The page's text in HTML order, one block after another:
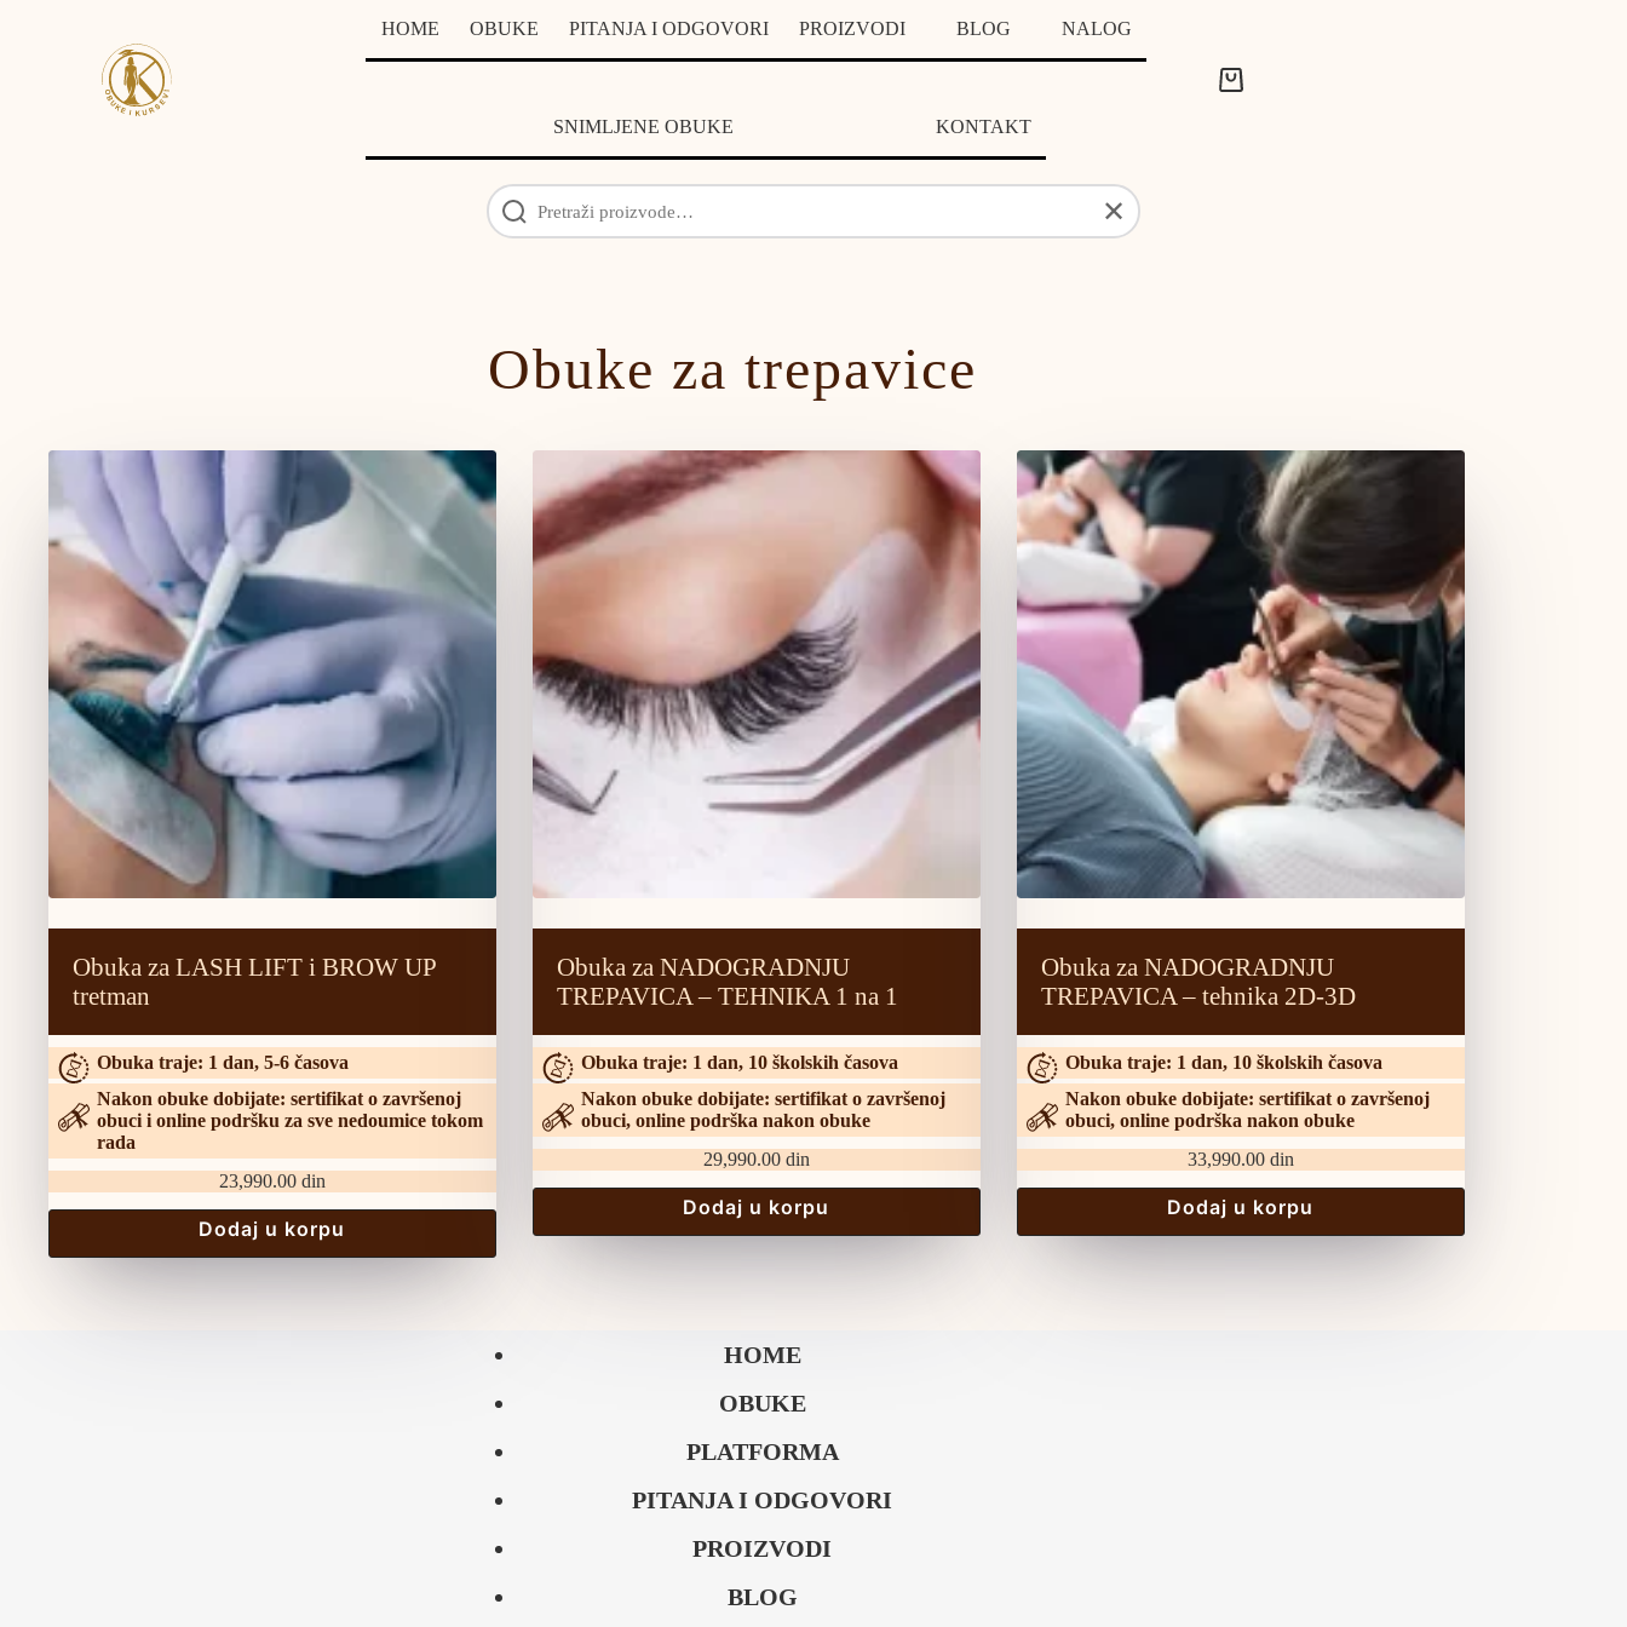
HOME OBUKE
SNIMLJENE OBUKE
PITANJA I ODGOVORI PROIZVODI BLOG
KONTAKT
NALOG
Shopping
✕
Obuke za trepavice
Obuka za LASH LIFT i BROW UP
tretman
Obuka traje: 1 dan, 5-6 časova
Nakon obuke dobijate: sertifikat o završenoj
obuci i online podršku za sve nedoumice tokom
rada
23,990.00 din
Dodaj u korpu
Obuka za NADOGRADNJU
TREPAVICA – TEHNIKA 1 na 1
Obuka traje: 1 dan, 10 školskih časova
Nakon obuke dobijate: sertifikat o završenoj
obuci, online podrška nakon obuke
29,990.00 din
Dodaj u korpu
Obuka za NADOGRADNJU
TREPAVICA – tehnika 2D-3D
Obuka traje: 1 dan, 10 školskih časova
Nakon obuke dobijate: sertifikat o završenoj
obuci, online podrška nakon obuke
33,990.00 din
Dodaj u korpu
HOME
OBUKE
PLATFORMA
PITANJA I ODGOVORI
PROIZVODI
BLOG